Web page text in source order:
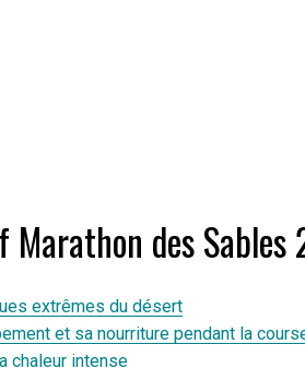
Marathon des Sables
extrêmes du désert
et sa nourriture pendant la
chaleur intense